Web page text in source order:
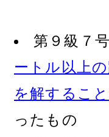
第９級７
ートル以上
を解するこ
ったもの